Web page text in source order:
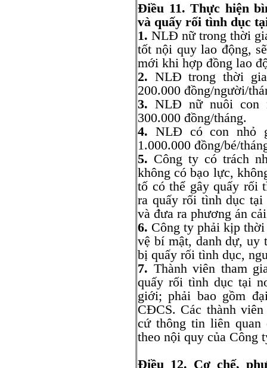
Điều 11.Thực hiệnb
và quấy rối tình dục
1. NLĐ nữ trong thời
tốt nội quy lao động,
mới khi hợp đồng lao
2. NLĐ trong thời
200.000 đồng/người/
3. NLĐ nữ nuôi con
300.000 đồng/tháng.
4. NLĐ có con nhỏ
1.000.000 đồng/bé/
5. Công ty có trách
không có bạo lực,
tố có thể gây quấy rối
ra quấy rối tình dục
và đưa ra phương án
6. Công ty phải kịp
vệ bí mật, danh dự, uy
bị quấy rối tình dục,
7. Thành viên tham
quấy rối tình dục tại
giới; phải bao gồm
CĐCS. Các thành
cứ thông tin liên
theo nội quy của Công
Điều 12. Cơ chế,